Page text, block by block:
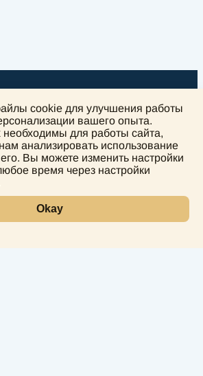
+
cookie для улучшения работы
вашего опыта.
необходимы для работы сайта,
анализировать использование
Вы можете изменить настройки
время через настройки
Okay